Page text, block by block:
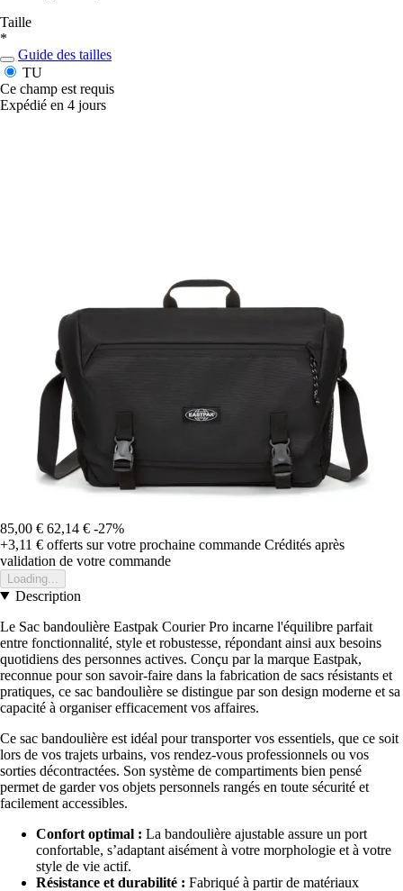
Taille
*
Guide des tailles
TU
Ce champ est requis
Expédié en 4 jours
85,00 € 62,14 € -27%
+3,11 € offerts sur votre prochaine commande Crédités après
validation de votre commande
Loading...
Description
Le Sac bandoulière Eastpak Courier Pro incarne l'équilibre parfait
entre fonctionnalité, style et robustesse, répondant ainsi aux besoins
quotidiens des personnes actives. Conçu par la marque Eastpak,
reconnue pour son savoir-faire dans la fabrication de sacs résistants et
pratiques, ce sac bandoulière se distingue par son design moderne et sa
capacité à organiser efficacement vos affaires.
Ce sac bandoulière est idéal pour transporter vos essentiels, que ce soit
lors de vos trajets urbains, vos rendez-vous professionnels ou vos
sorties décontractées. Son système de compartiments bien pensé
permet de garder vos objets personnels rangés en toute sécurité et
facilement accessibles.
Confort optimal : La bandoulière ajustable assure un port
confortable, s’adaptant aisément à votre morphologie et à votre
style de vie actif.
Résistance et durabilité : Fabriqué à partir de matériaux